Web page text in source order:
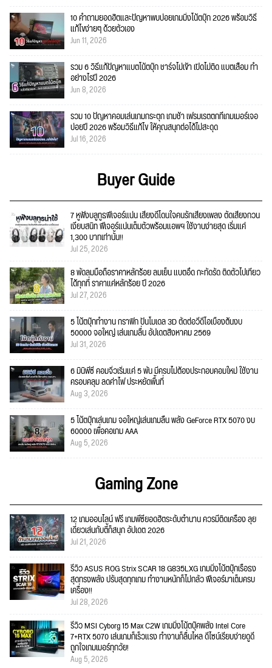
10 คำถามยอดฮิตและปัญหาพบบ่อยเกมมิ่งโน้ตบุ๊ก 2026 พร้อมวิธี
แก้ไขง่ายๆ ด้วยตัวเอง
Jun 11, 2026
รวม 6 วิธีแก้ปัญหาแบตโน้ตบุ๊ก ชาร์จไม่เข้า เปิดไม่ติด แบตเสื่อม ทำ
อย่างไรปี 2026
Jun 8, 2026
รวม 10 ปัญหาคอมเล่นเกมกระตุก เกมช้า เฟรมเรตตกที่เกมเมอร์เจอ
บ่อยปี 2026 พร้อมวิธีแก้ไข ให้คุณสนุกต่อได้ไม่สะดุด
Jul 16, 2026
Buyer Guide
7 หูฟังบลูทูธฟีเจอร์แน่น เสียงดีโดนใจคนรักเสียงเพลง ตัดเสียงกวน
เงียบสนิท ฟีเจอร์แน่นเต็มตัวพร้อมแอพฯ ใช้งานง่ายสุด เริ่มแค่
1,300 บาทเท่านั้น!!
Jul 25, 2026
8 พัดลมมือถือราคาหลักร้อย ลมเย็น แบตอึด กะทัดรัด ติดตัวไปเที่ยว
ได้ทุกที่ ราคาแค่หลักร้อย ปี 2026
Jul 27, 2026
5 โน้ตบุ๊กทำงาน กราฟิก ปั้นโมเดล 3D ตัดต่อวีดีโอเบื้องต้นงบ
50000 จอใหญ่ เล่นเกมลื่น อัปเดตสิงหาคม 2569
Jul 31, 2026
6 มินิพีซี คอมจิ๋วเริ่มแค่ 5 พัน มีครบไม่ต้องประกอบคอมใหม่ ใช้งาน
ครอบคลุม ลดค่าไฟ ประหยัดพื้นที่
Aug 3, 2026
5 โน้ตบุ๊กเล่นเกม จอใหญ่เล่นเกมลื่น พลัง GeForce RTX 5070 งบ
60000 เพื่อคอเกม AAA
Aug 5, 2026
Gaming Zone
12 เกมออนไลน์ ฟรี เกมพีซียอดฮิตระดับตำนาน ควรมีติดเครื่อง ลุย
เดี่ยวเล่นกับตี้ก็สนุก อัปเดต 2026
Jul 21, 2026
รีวิว ASUS ROG Strix SCAR 18 G835LXG เกมมิ่งโน้ตบุ๊กเรือธง
สุดทรงพลัง ปรับสุดทุกเกม ทำงานหนักก็ไม่กลัว ฟีเจอร์มาเต็มครบ
เครื่อง!!
Jul 28, 2026
รีวิว MSI Cyborg 15 Max C2W เกมมิ่งโน้ตบุ๊คพลัง Intel Core
7+RTX 5070 เล่นเกมก็เร็วแรง ทำงานก็ลื่นไหล ดีไซน์เรียบง่ายดูดี
ถูกใจเกมเมอร์ทุกวัย!
Aug 5, 2026